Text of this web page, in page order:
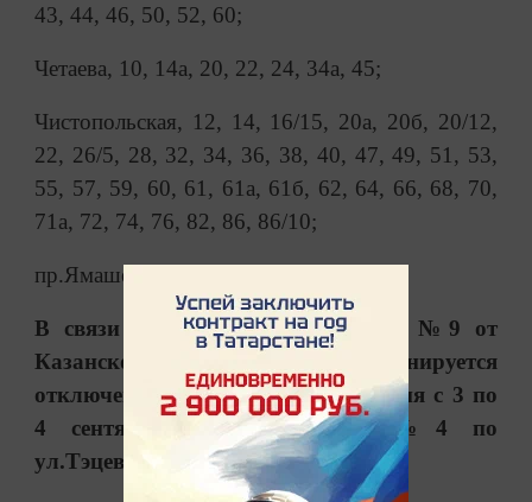
43, 44, 46, 50, 52, 60;
Четаева, 10, 14а, 20, 22, 24, 34а, 45;
Чистопольская, 12, 14, 16/15, 20а, 20б, 20/12,
22, 26/5, 28, 32, 34, 36, 38, 40, 47, 49, 51, 53,
55, 57, 59, 60, 61, 61а, 61б, 62, 64, 66, 68, 70,
71а, 72, 74, 76, 82, 86, 86/10;
пр.Ямашева, 29.
В связи с опрессовкой тепловода №9 от
Казанской ТЭЦ – 2 (СЭР) планируется
отключение горячего водоснабжения с 3 по
4 сентября в жилом доме №4 по
ул.Тэцевская.